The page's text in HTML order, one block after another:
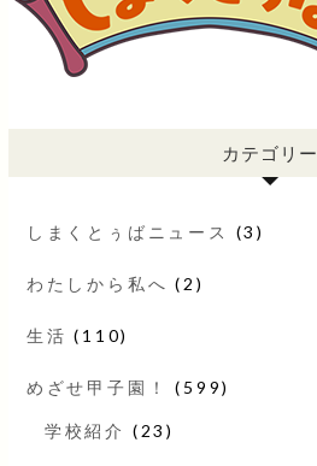
カテゴリー
しまくとぅばニュース (3)
わたしから私へ (2)
生活 (110)
めざせ甲子園！ (599)
学校紹介 (23)